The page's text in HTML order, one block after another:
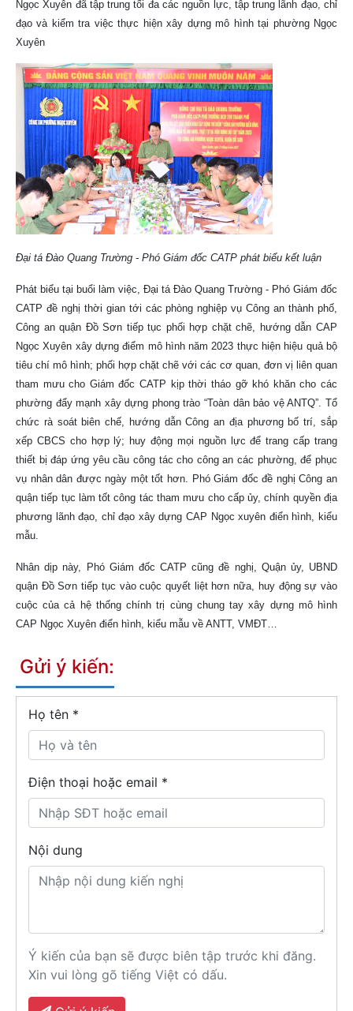
Ngọc Xuyên đã tập trung tối đa các nguồn lực, tập trung lãnh đạo, chỉ
đạo và kiểm tra việc thực hiện xây dựng mô hình tại phường Ngọc
Xuyên
Đại tá Đào Quang Trường - Phó Giám đốc CATP phát biểu kết luận
Phát biểu tại buổi làm việc, Đại tá Đào Quang Trường - Phó Giám đốc
CATP đề nghị thời gian tới các phòng nghiệp vụ Công an thành phố,
Công an quận Đồ Sơn tiếp tục phối hợp chặt chẽ, hướng dẫn CAP
Ngọc Xuyên xây dựng điểm mô hình năm 2023 thực hiện hiệu quả bộ
tiêu chí mô hình; phối hợp chặt chẽ với các cơ quan, đơn vị liên quan
tham mưu cho Giám đốc CATP kịp thời tháo gỡ khó khăn cho các
phường đẩy mạnh xây dựng phong trào “Toàn dân bảo vệ ANTQ”. Tổ
chức rà soát biên chế, hướng dẫn Công an địa phương bố trí, sắp
xếp CBCS cho hợp lý; huy động mọi nguồn lực để trang cấp trang
thiết bị đáp ứng yêu cầu công tác cho công an các phường, để phục
vụ nhân dân được ngày một tốt hơn. Phó Giám đốc đề nghị Công an
quận tiếp tục làm tốt công tác tham mưu cho cấp ủy, chính quyền địa
phương lãnh đạo, chỉ đạo xây dựng CAP Ngọc xuyên điển hình, kiểu
mẫu.
Nhân dịp này, Phó Giám đốc CATP cũng đề nghị, Quận ủy, UBND
quận Đồ Sơn tiếp tục vào cuộc quyết liệt hơn nữa, huy động sự vào
cuộc của cả hệ thống chính trị cùng chung tay xây dựng mô hình
CAP Ngọc Xuyên điển hình, kiểu mẫu về ANTT, VMĐT…
Gửi ý kiến:
Họ tên *
Điện thoại hoặc email *
Nội dung
Ý kiến của bạn sẽ được biên tập trước khi đăng.
Xin vui lòng gõ tiếng Việt có dấu.